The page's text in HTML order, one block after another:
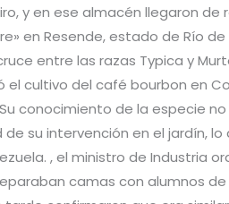
y en ese almacén llegaron
en Resende, estado de Río
entre las razas Typica y
cultivo del café bourbon en
conocimiento de la especie
su intervención en el jardín,
, el ministro de Industria
camas con alumnos